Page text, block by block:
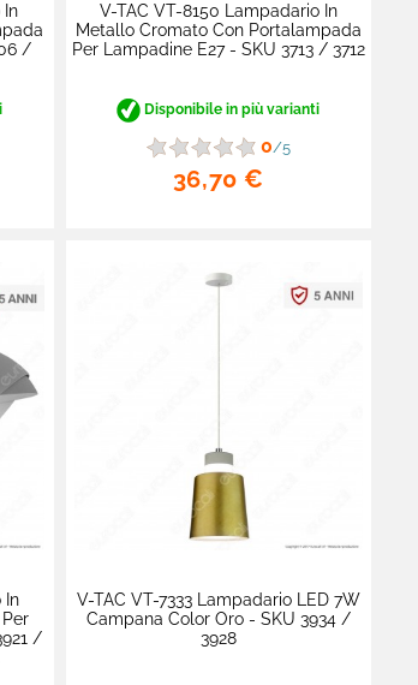
In
/
V-TAC VT-8150 Lampadario In
Metallo Cromato Con Portalampada
Per Lampadine E27 - SKU 3713 / 3712
Disponibile in più varianti
0/5
36,70 €
In
/
V-TAC VT-7333 Lampadario LED 7W
Campana Color Oro - SKU 3934 /
3928